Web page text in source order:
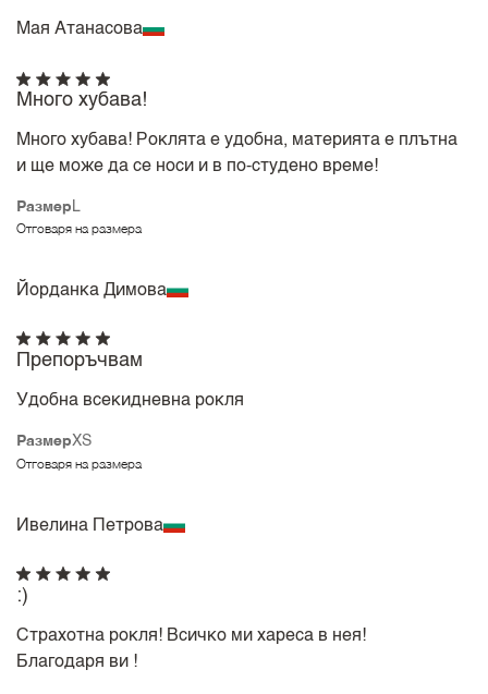
Мая Атанасова
Размер L
Отговаря на размера
Много хубава!
Много хубава! Роклята е удобна, материята е плътна
и ще може да се носи и в по-студено време!
Йорданка Димова
РазмерXS
Отговаря на размера
Препоръчвам
Удобна всекидневна рокля
Ивелина Петрова
:)
Страхотна рокля! Всичко ми хареса в нея!
Благодаря ви !